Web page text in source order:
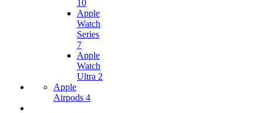
10
Apple
Watch
Series
7
Apple
Watch
Ultra 2
Apple
Airpods 4